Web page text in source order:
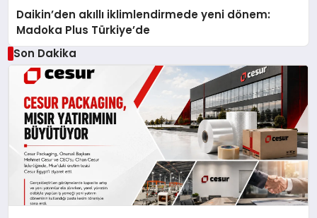
Daikin’den akıllı iklimlendirmede yeni dönem:
Madoka Plus Türkiye’de
Son Dakika